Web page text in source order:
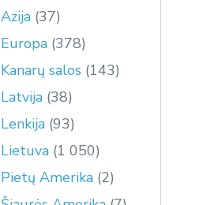
Azija (37)
Europa (378)
Kanarų salos (143)
Latvija (38)
Lenkija (93)
Lietuva (1 050)
Pietų Amerika (2)